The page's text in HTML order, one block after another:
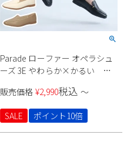
Parade ローファー オペラシュ
ーズ 3E やわらか×かるい
販売価格 ¥2,990税込 〜
SALE ポイント10倍